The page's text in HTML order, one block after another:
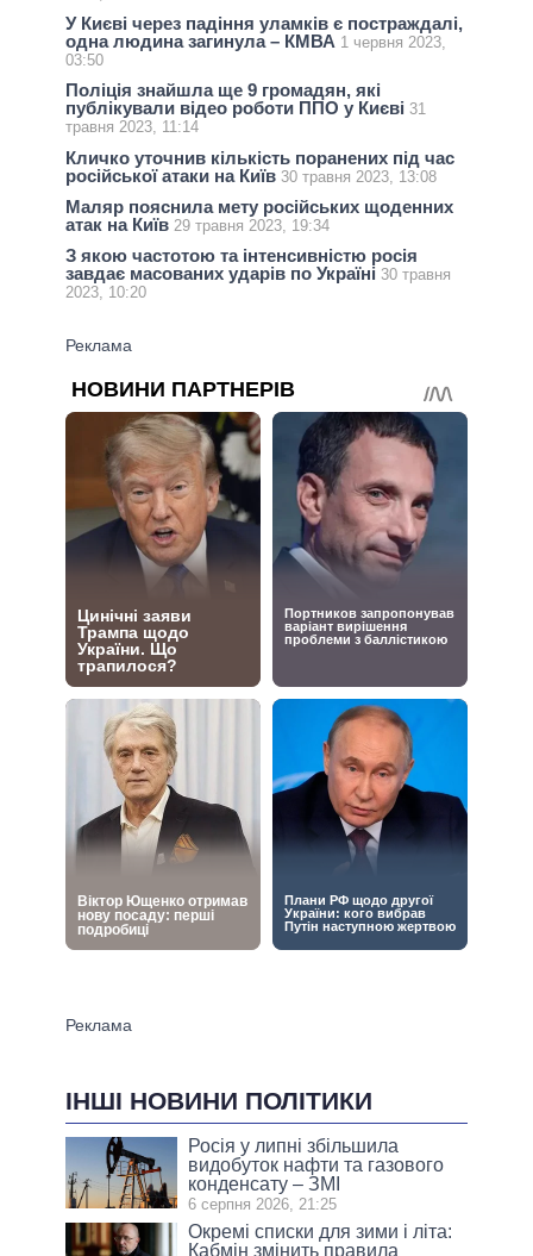
У Києві через падіння уламків є постраждалі,
одна людина загинула – КМВА 1 червня 2023,
03:50
Поліція знайшла ще 9 громадян, які
публікували відео роботи ППО у Києві 31
травня 2023, 11:14
Кличко уточнив кількість поранених під час
російської атаки на Київ 30 травня 2023, 13:08
Маляр пояснила мету російських щоденних
атак на Київ 29 травня 2023, 19:34
З якою частотою та інтенсивністю росія
завдає масованих ударів по Україні 30 травня
2023, 10:20
ІНШІ НОВИНИ ПОЛІТИКИ
Росія у липні збільшила
видобуток нафти та газового
конденсату – ЗМІ
6 серпня 2026, 21:25
Окремі списки для зими і літа:
Кабмін змінить правила